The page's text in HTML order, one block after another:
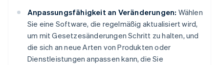
Anpassungsfähigkeit an Veränderungen: Wählen
Sie eine Software, die regelmäßig aktualisiert wird,
um mit Gesetzesänderungen Schritt zu halten, und
die sich an neue Arten von Produkten oder
Dienstleistungen anpassen kann, die Sie